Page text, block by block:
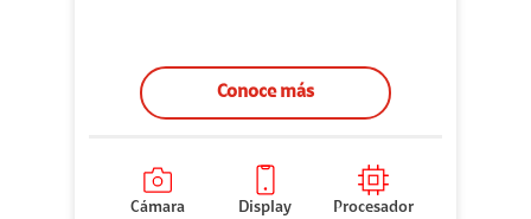
Conoce más
Cámara
Display
Procesador